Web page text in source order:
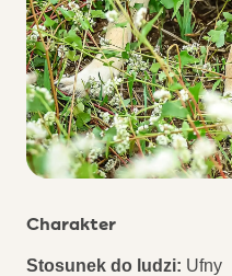
Charakter
Stosunek do ludzi: Ufny